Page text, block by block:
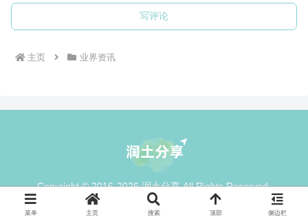
写评论
主页 业界资讯
Copyright © 2016-2026 润土分享 All Rights Reserved.
菜单 主页 搜索 顶部 侧边栏